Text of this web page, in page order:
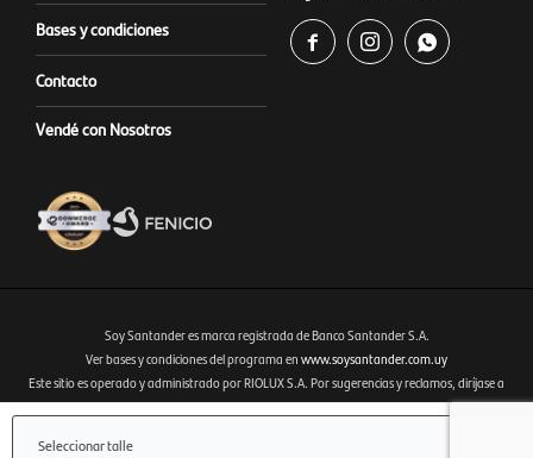
Seleccionar talle
Bases y condiciones
Contacto
Vendé con Nosotros
  
Fenicio eCommerce Uruguay
Soy Santander es marca registrada de Banco Santander S.A.
Ver bases y condiciones del programa en www.soysantander.com.uy
Este sitio es operado y administrado por RIOLUX S.A. Por sugerencias y reclamos, diríjase a
soporte.tienda@soysantander.com.uyo al WhatsApp 099 306 165.
sitio web www.copab.org.uy